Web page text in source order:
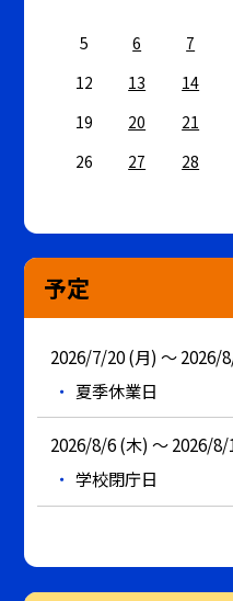
5
6 7
12
13 14
19
20 21
26
27 28
予定
2026/7/20 (月) ～ 2026/
夏季休業日
2026/8/6 (木) ～ 2026/8/
学校閉庁日